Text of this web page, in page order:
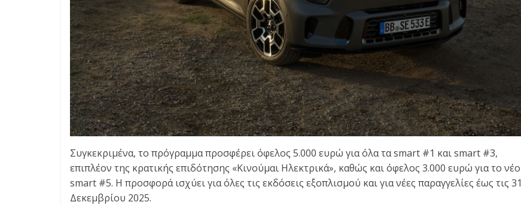
Συγκεκριμένα, το πρόγραμμα προσφέρει όφελος 5.000 ευρώ για όλα τα smart #1 και smart #3,
επιπλέον της κρατικής επιδότησης «Κινούμαι Ηλεκτρικά», καθώς και όφελος 3.000 ευρώ για το νέο
smart #5. Η προσφορά ισχύει για όλες τις εκδόσεις εξοπλισμού και για νέες παραγγελίες έως τις 31
Δεκεμβρίου 2025.